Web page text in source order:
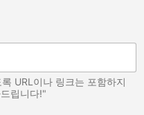
URL이나 링크는 포함하지
립니다!"